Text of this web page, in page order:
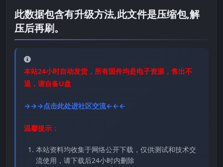
此数据包含有升级方法,此文件是压缩包,解
压后再刷。
本站24小时自动发货，所有固件均是电子资源，售出不
退，请自备U盘
→→→点击此处进社区交流←←←
温馨提示：
本站资料均收集于网络公开下载，仅供测试和技术交
流使用，请下载后24小时内删除